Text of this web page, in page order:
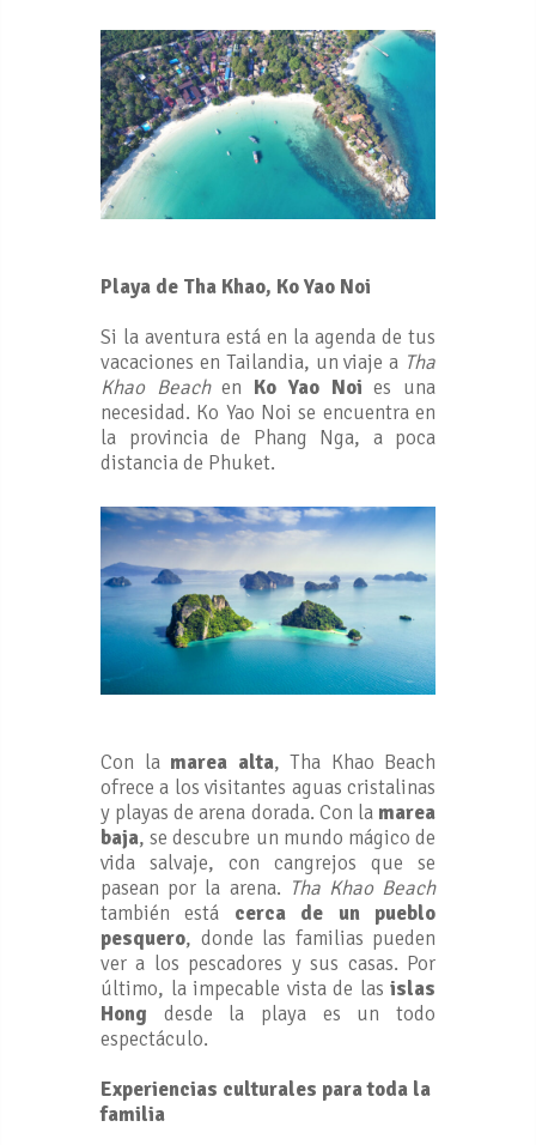
Playa de Tha Khao, Ko Yao Noi
Si la aventura está en la agenda de tus
vacaciones en Tailandia, un viaje a Tha
Khao Beachen Ko Yao Noi es una
necesidad. Ko Yao Noi se encuentra en
la provincia de Phang Nga, a poca
distancia de Phuket.
Con la marea alta, Tha Khao Beach
ofrece a los visitantes aguas cristalinas
y playas de arena dorada. Con la marea
baja, se descubre un mundo mágico de
vida salvaje, con cangrejos que se
pasean por la arena. Tha Khao Beach
también está cerca de un pueblo
pesquero, donde las familias pueden
ver a los pescadores y sus casas. Por
último, la impecable vista de las islas
Hong desde la playa es un todo
espectáculo.
Experiencias culturales para toda la
familia